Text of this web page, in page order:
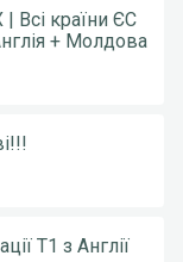
Всі країни ЄС
+ Молдова
Т1 з Англії